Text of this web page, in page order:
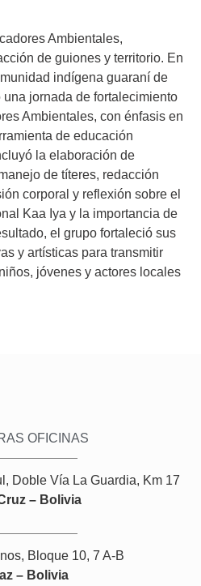
Ambientales,
de guiones y territorio. En
indígena guaraní de
jornada de fortalecimiento
Ambientales, con énfasis en
de educación
la elaboración de
de títeres, redacción
corporal y reflexión sobre el
Kaa Iya y la importancia de
el grupo fortaleció sus
y artísticas para transmitir
jóvenes y actores locales
OFICINAS
Doble Vía La Guardia, Km 17
– Bolivia
Bloque 10, 7 A-B
– Bolivia